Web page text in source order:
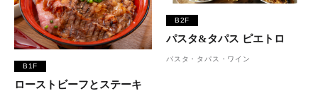
B1F
ローストビーフとステーキ
B2F
パスタ&タパス ピエトロ
パスタ・タパス・ワイン